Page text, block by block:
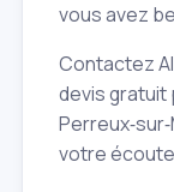
vous avez
Contactez
devis gratuit
votre